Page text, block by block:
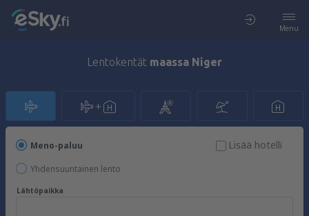
Menu
Lentokentät maassa Niger
Meno-paluu
Yhdensuuntainen lento
Lisää hotelli
Lähtöpaikka